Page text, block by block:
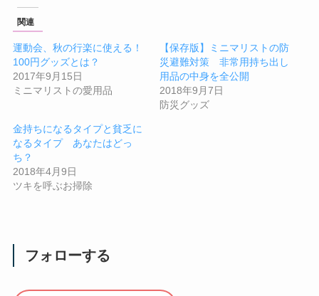
関連
運動会、秋の行楽に使える！
100円グッズとは？
2017年9月15日
ミニマリストの愛用品
【保存版】ミニマリストの防
災避難対策 非常用持ち出し
用品の中身を全公開
2018年9月7日
防災グッズ
金持ちになるタイプと貧乏に
なるタイプ あなたはどっ
ち？
2018年4月9日
ツキを呼ぶお掃除
フォローする